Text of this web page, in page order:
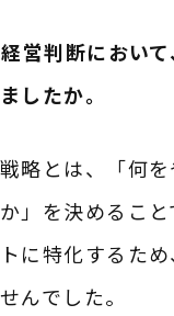
――経営判断におい
ましたか。
戦略とは、「何
か」を決めるこ
トに特化するた
せんでした。